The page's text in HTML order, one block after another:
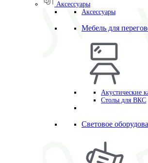
Аксессуары
Аксессуары
Мебель для
Акустические
Столы для ВКС
Световое